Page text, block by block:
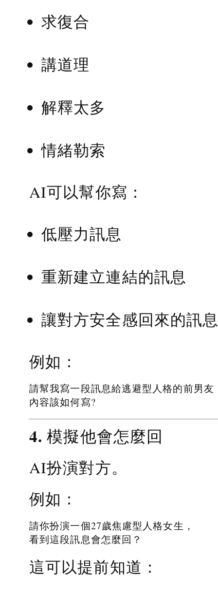
求復合
講道理
解釋太多
情緒勒索
AI可以幫你寫：
低壓力訊息
重新建立連結的訊息
讓對方安全感回來的訊
例如：
請幫我寫一段訊息給逃避型人格的前男友
內容該如何寫?
4. 模擬他會怎麼回
AI扮演對方。
例如：
請你扮演一個27歲焦慮型人格女生，
看到這段訊息會怎麼回？
這可以提前知道：